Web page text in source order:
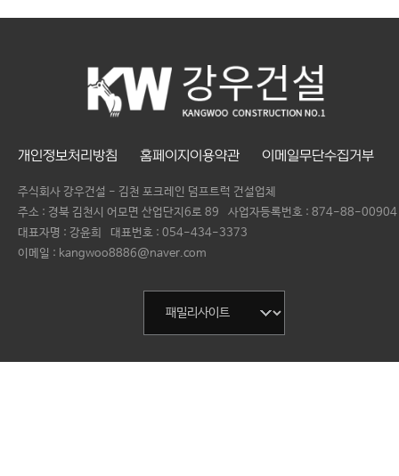
개인정보처리방침 홈페이지이용약관 이메일무단수집거부
주식회사 강우건설 - 김천 포크레인 덤프트럭 건설업체
주소 : 경북 김천시 어모면 산업단지6로 89
사업자등록번호 : 874-88-00904
대표자명 : 강윤희 대표번호 : 054-434-3373
이메일 : kangwoo8886@naver.com